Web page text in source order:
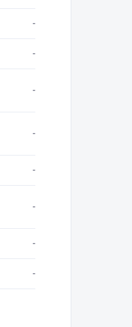
-
-
-
-
-
-
-
-